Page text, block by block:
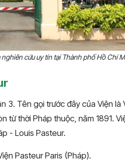
cứu uy tín tại Thành phố Hồ Chí
3. Tên gọi trước đây của Viện là
từ thời Pháp thuộc, năm 1891.
- Louis Pasteur.
Pasteur Paris (Pháp).